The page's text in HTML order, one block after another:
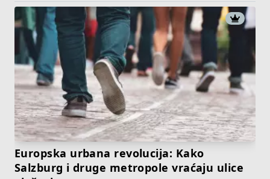
Europska urbana revolucija: Kako
Salzburg i druge metropole vraćaju ulice